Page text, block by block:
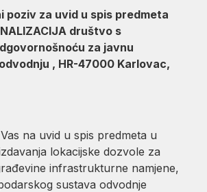
poziv za uvid u spis predmeta
društvo s
za javnu
, HR-47000 Karlovac,
na uvid u spis predmeta u
lokacijske dozvole za
infrastrukturne namjene,
sustava odvodnje